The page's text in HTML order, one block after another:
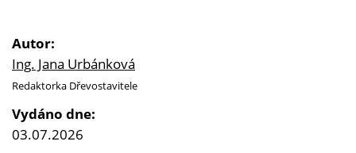
Autor:
Ing. Jana Urbánková
Redaktorka Dřevostavitele
Vydáno dne:
03.07.2026